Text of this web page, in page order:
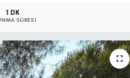
1 DK
SÜRESI